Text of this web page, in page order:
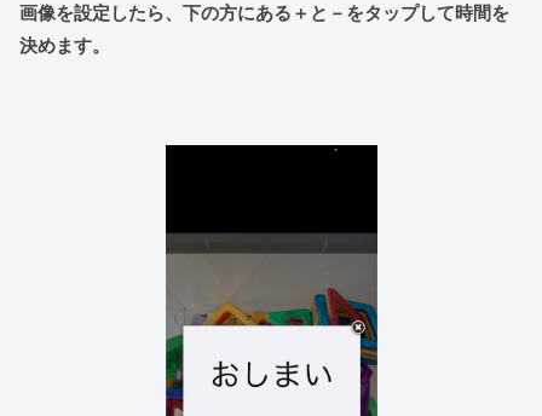
画像を設定したら、下の方にある＋と－をタップして時間を
決めます。